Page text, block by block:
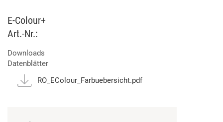
Erhältlich als Rolle, Bogen und Gelpack
Ausgewählte E-Colour Rollen mit Längenmarkierung
Musterfächer mit Spektral-Energie-Durchlasskurven
(SED)
E-Colour+
Art.-Nr.:
Downloads
Datenblätter
RO_EColour_Farbuebersicht.pdf